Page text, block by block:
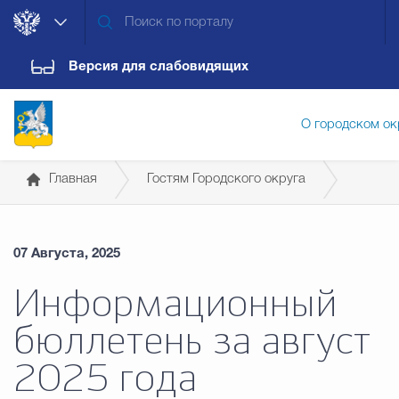
Версия для слабовидящих
О городском
Новости Обращения граждан
Главная Гостям Городского округа
07 Августа, 2025
Информационный
бюллетень за август
2025 года